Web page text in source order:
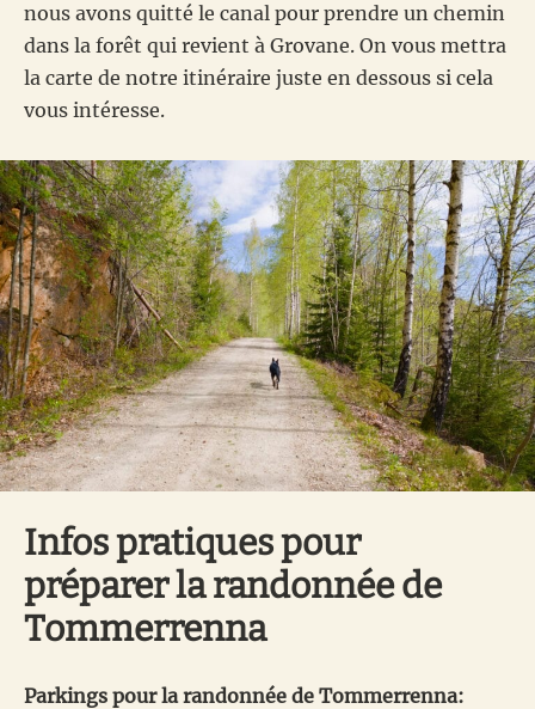
nous avons quitté le canal pour prendre un chemin
dans la forêt qui revient à Grovane. On vous mettra
la carte de notre itinéraire juste en dessous si cela
vous intéresse.
Infos pratiques pour
préparer la randonnée de
Tommerrenna
Parkings pour la randonnée de Tommerrenna: